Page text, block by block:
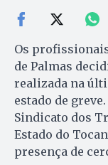
Os
de Palmas
realizada na
estado de
Sindicato dos
Estado do
presença de